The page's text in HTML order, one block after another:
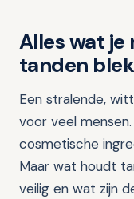
Alles wat je
tanden
Een stralende,
voor veel
cosmetische
Maar wat houdt
veilig en wat zijn